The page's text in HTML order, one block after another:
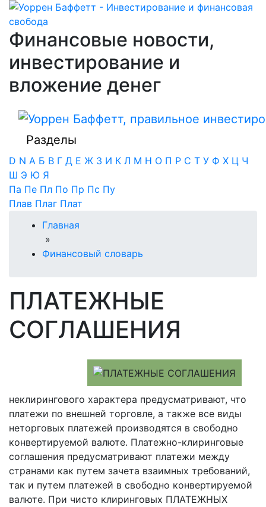
Финансовые новости,
инвестирование и
вложение денег
Разделы
D N А Б В Г Д Е Ж З И К Л М Н О П Р С Т У Ф Х Ц Ч
Ш Э Ю Я
Па Пе Пл По Пр Пс Пу
Плав Плаг Плат
Главная
»
Финансовый словарь
ПЛАТЕЖНЫЕ
СОГЛАШЕНИЯ
неклирингового характера предусматривают, что
платежи по внешней торговле, а также все виды
неторговых платежей производятся в свободно
конвертируемой валюте. Платежно-клиринговые
соглашения предусматривают платежи между
странами как путем зачета взаимных требований,
так и путем платежей в свободно конвертируемой
валюте. При чисто клиринговых ПЛАТЕЖНЫХ